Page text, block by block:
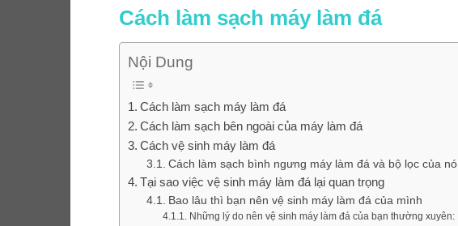
Cách làm sạch máy làm đá
Nội Dung
Cách làm sạch máy làm đá
Cách làm sạch bên ngoài của máy làm đá
Cách vệ sinh máy làm đá
Cách làm sạch bình ngưng máy làm đá và bộ lọc của nó
Tại sao việc vệ sinh máy làm đá lại quan trọng
Bao lâu thì bạn nên vệ sinh máy làm đá của mình
Những lý do nên vệ sinh máy làm đá của bạn thường xuyên: